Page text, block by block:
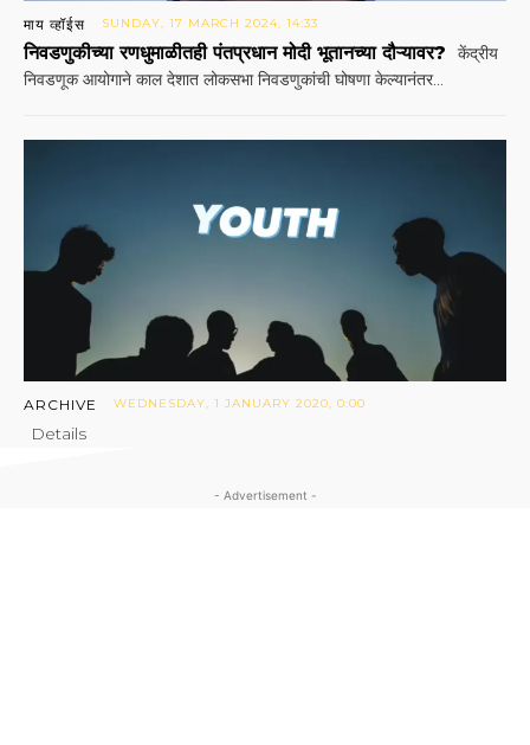
माय व्हॉईस SUNDAY, 17 MARCH 2024, 14:33
निवडणुकीच्या रणधुमाळीतही पंतप्रधान मोदी भूतानच्या दौऱ्यावर?
केंद्रीय
निवडणूक आयोगाने काल देशात लोकसभा निवडणुकांची घोषणा केल्यानंतर...
ARCHIVE WEDNESDAY, 1 JANUARY 2020, 0:00
Details
- Advertisement -